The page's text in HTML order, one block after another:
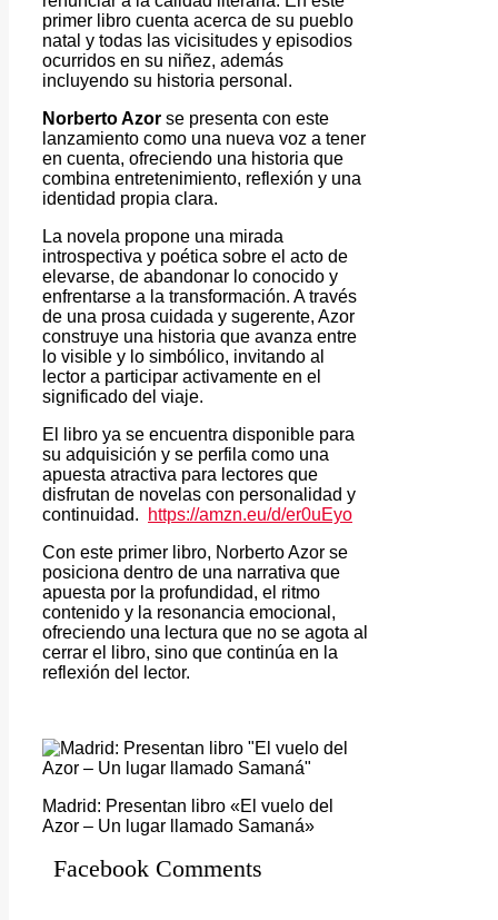
primer libro cuenta acerca de su pueblo
natal y todas las vicisitudes y episodios
ocurridos en su niñez, además
incluyendo su historia personal.
Norberto Azor se presenta con este
lanzamiento como una nueva voz a tener
en cuenta, ofreciendo una historia que
combina entretenimiento, reflexión y una
identidad propia clara.
La novela propone una mirada
introspectiva y poética sobre el acto de
elevarse, de abandonar lo conocido y
enfrentarse a la transformación. A través
de una prosa cuidada y sugerente, Azor
construye una historia que avanza entre
lo visible y lo simbólico, invitando al
lector a participar activamente en el
significado del viaje.
El libro ya se encuentra disponible para
su adquisición y se perfila como una
apuesta atractiva para lectores que
disfrutan de novelas con personalidad y
continuidad.
https://amzn.eu/d/er0uEyo
Con este primer libro, Norberto Azor se
posiciona dentro de una narrativa que
apuesta por la profundidad, el ritmo
contenido y la resonancia emocional,
ofreciendo una lectura que no se agota al
cerrar el libro, sino que continúa en la
reflexión del lector.
Madrid: Presentan libro «El vuelo del
Azor – Un lugar llamado Samaná»
Facebook Comments